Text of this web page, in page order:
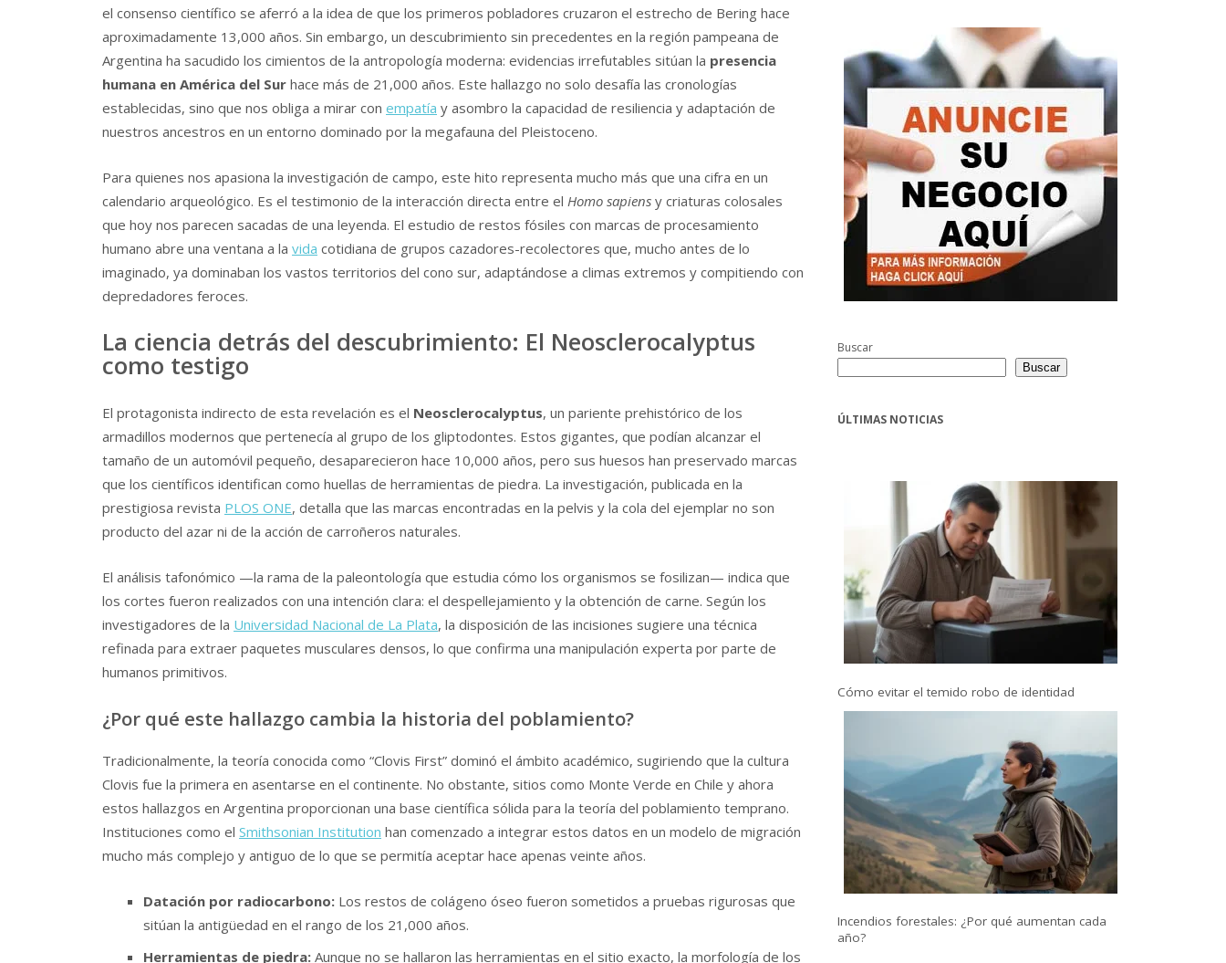
el consenso científico se aferró a la idea de que los primeros pobladores cruzaron el estrecho de Bering hace
aproximadamente 13,000 años. Sin embargo, un descubrimiento sin precedentes en la región pampeana de
Argentina ha sacudido los cimientos de la antropología moderna: evidencias irrefutables sitúan la presencia
humana en América del Sur hace más de 21,000 años. Este hallazgo no solo desafía las cronologías
establecidas, sino que nos obliga a mirar con empatía y asombro la capacidad de resiliencia y adaptación de
nuestros ancestros en un entorno dominado por la megafauna del Pleistoceno.
Para quienes nos apasiona la investigación de campo, este hito representa mucho más que una cifra en un
calendario arqueológico. Es el testimonio de la interacción directa entre el Homo sapiens y criaturas colosales
que hoy nos parecen sacadas de una leyenda. El estudio de restos fósiles con marcas de procesamiento
humano abre una ventana a la vida cotidiana de grupos cazadores-recolectores que, mucho antes de lo
imaginado, ya dominaban los vastos territorios del cono sur, adaptándose a climas extremos y compitiendo con
depredadores feroces.
La ciencia detrás del descubrimiento: El Neosclerocalyptus
como testigo
El protagonista indirecto de esta revelación es el Neosclerocalyptus, un pariente prehistórico de los
armadillos modernos que pertenecía al grupo de los gliptodontes. Estos gigantes, que podían alcanzar el
tamaño de un automóvil pequeño, desaparecieron hace 10,000 años, pero sus huesos han preservado marcas
que los científicos identifican como huellas de herramientas de piedra. La investigación, publicada en la
prestigiosa revista PLOS ONE, detalla que las marcas encontradas en la pelvis y la cola del ejemplar no son
producto del azar ni de la acción de carroñeros naturales.
El análisis tafonómico —la rama de la paleontología que estudia cómo los organismos se fosilizan— indica que
los cortes fueron realizados con una intención clara: el despellejamiento y la obtención de carne. Según los
investigadores de la Universidad Nacional de La Plata, la disposición de las incisiones sugiere una técnica
refinada para extraer paquetes musculares densos, lo que confirma una manipulación experta por parte de
humanos primitivos.
¿Por qué este hallazgo cambia la historia del poblamiento?
Tradicionalmente, la teoría conocida como “Clovis First” dominó el ámbito académico, sugiriendo que la cultura
Clovis fue la primera en asentarse en el continente. No obstante, sitios como Monte Verde en Chile y ahora
estos hallazgos en Argentina proporcionan una base científica sólida para la teoría del poblamiento temprano.
Instituciones como el Smithsonian Institution han comenzado a integrar estos datos en un modelo de migración
mucho más complejo y antiguo de lo que se permitía aceptar hace apenas veinte años.
Datación por radiocarbono: Los restos de colágeno óseo fueron sometidos a pruebas rigurosas que
sitúan la antigüedad en el rango de los 21,000 años.
Herramientas de piedra: Aunque no se hallaron las herramientas en el sitio exacto, la morfología de los
Buscar
Buscar
ÚLTIMAS NOTICIAS
Cómo evitar el temido robo de identidad
Incendios forestales: ¿Por qué aumentan cada
año?